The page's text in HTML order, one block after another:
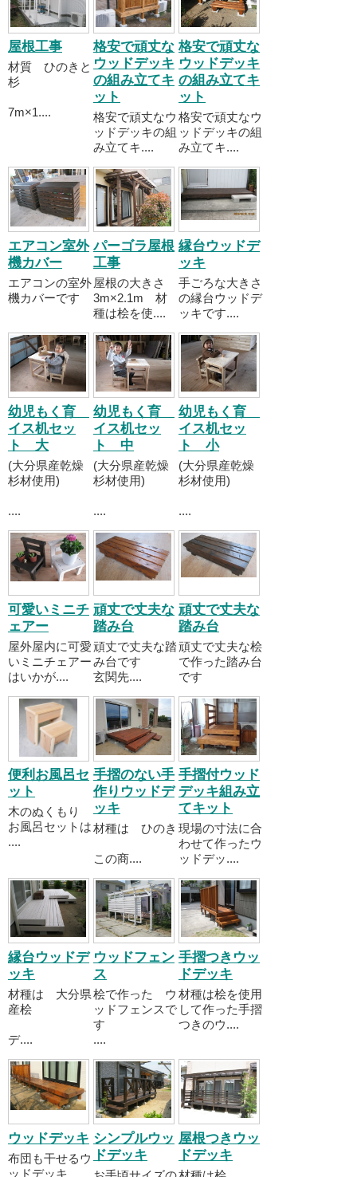
屋根工事
材質 ひのきと
杉
7m×1....
格安で頑丈な
ウッドデッキ
の組み立てキ
ット
格安で頑丈なウ
ッドデッキの組
み立てキ....
格安で頑丈な
ウッドデッキ
の組み立てキ
ット
格安で頑丈なウ
ッドデッキの組
み立てキ....
エアコン室外
機カバー
エアコンの室外
機カバーです
パーゴラ屋根
工事
屋根の大きさ
3m×2.1m 材
種は桧を使....
縁台ウッドデ
ッキ
手ごろな大きさ
の縁台ウッドデ
ッキです....
幼児もく育
イス机セッ
ト 大
(大分県産乾燥
杉材使用)
....
幼児もく育
イス机セッ
ト 中
(大分県産乾燥
杉材使用)
....
幼児もく育
イス机セッ
ト 小
(大分県産乾燥
杉材使用)
....
可愛いミニチ
ェアー
屋外屋内に可愛
いミニチェアー
はいかが....
頑丈で丈夫な
踏み台
頑丈で丈夫な踏
み台です
玄関先....
頑丈で丈夫な
踏み台
頑丈で丈夫な桧
で作った踏み台
です
便利お風呂セ
ット
木のぬくもり
お風呂セットは
....
手摺のない手
作りウッドデ
ッキ
材種は ひのき
この商....
手摺付ウッド
デッキ組み立
てキット
現場の寸法に合
わせて作ったウ
ッドデッ....
縁台ウッドデ
ッキ
材種は 大分県
産桧
デ....
ウッドフェン
ス
桧で作った ウ
ッドフェンスで
す
....
手摺つきウッ
ドデッキ
材種は桧を使用
して作った手摺
つきのウ....
ウッドデッキ
布団も干せるウ
ッドデッキ
シンプルウッ
ドデッキ
屋根つきウッ
ドデッキ